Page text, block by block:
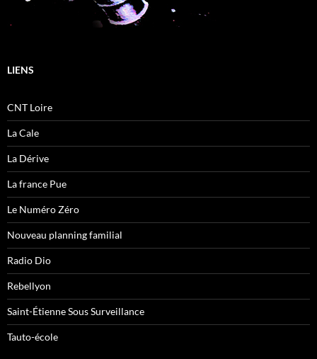
LIENS
CNT Loire
La Cale
La Dérive
La france Pue
Le Numéro Zéro
Nouveau planning familial
Radio Dio
Rebellyon
Saint-Étienne Sous Surveillance
Tauto-école